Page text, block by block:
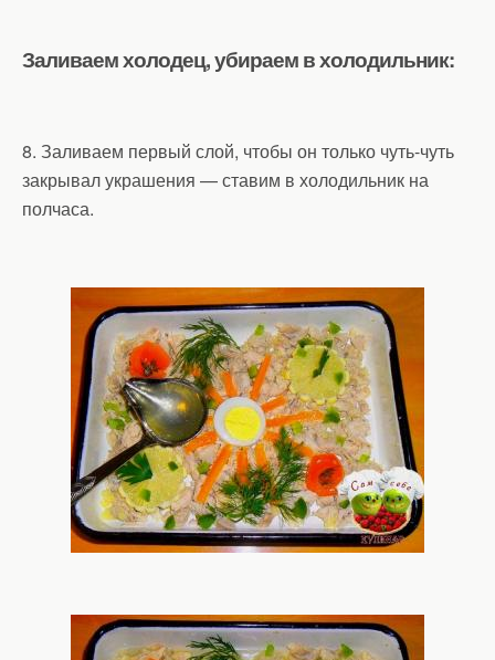
Заливаем холодец, убираем в холодильник:
8. Заливаем первый слой, чтобы он только чуть-чуть
закрывал украшения — ставим в холодильник на
полчаса.